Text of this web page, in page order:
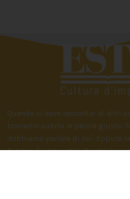
Quando si deve raccontar di altri
troviamo subito le parole giuste.
dobbiamo parlare di noi. Eppure
fa bene. È anche utile. Perché